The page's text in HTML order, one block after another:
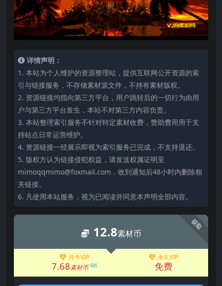
详情声明：
1. 本站为个人维护的资源整理站，提供互联网公开资源的索
引与链接服务，不存储素材源文件，不持有素材版权。
2. 资源链接均指向第三方平台，用户跳转后的一切行为由用
户与第三方平台发生，本站不对第三方内容负责。
3. 本站整理索引服务不针对特定素材收费，赞助费用用于支
持站点日常运营维护。
4. 资源链接一经展示即视为索引服务已完成，不支持退还。
5. 版权方认为链接侵犯权益，请发送权属证明至
mimoqqmimo@foxmail.com，收到通知后48小时内删除相
关链接。
6. 凡使用本站服务，视为已阅读并同意本声明全部内容。
获取
12.8素材币
月卡VIP
7.68素材币 6折
永久VIP
免费